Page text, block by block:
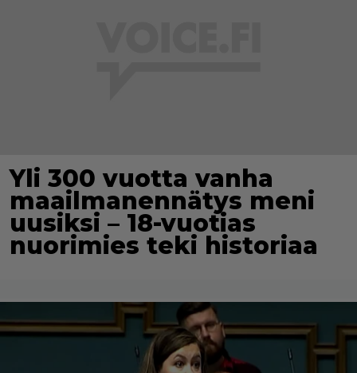
Yli 300 vuotta vanha
maailmanennätys meni
uusiksi – 18-vuotias
nuorimies teki historiaa